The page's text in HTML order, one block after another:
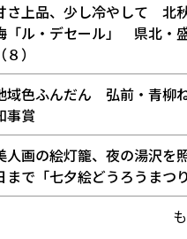
さ上品、少し冷やして 北
「ル・デセール」 県北・
（８）
域色ふんだん 弘前・青柳
事賞
人画の絵灯籠、夜の湯沢を
まで「七夕絵どうろうまつり